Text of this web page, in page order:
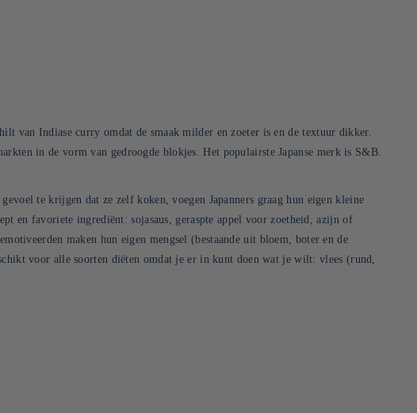
van Indiase curry omdat de smaak milder en zoeter is en de textuur dikker.
in de vorm van gedroogde blokjes. Het populairste Japanse merk is S&B.
te krijgen dat ze zelf koken, voegen Japanners graag hun eigen kleine
en favoriete ingrediënt: sojasaus, geraspte appel voor zoetheid, azijn of
maken hun eigen mengsel (bestaande uit bloem, boter en de
voor alle soorten diëten omdat je er in kunt doen wat je wilt: vlees (rund,